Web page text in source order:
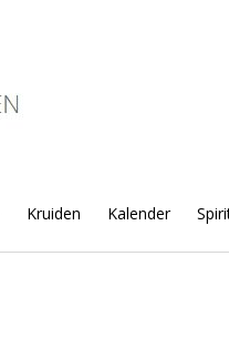
Kruiden Kalender